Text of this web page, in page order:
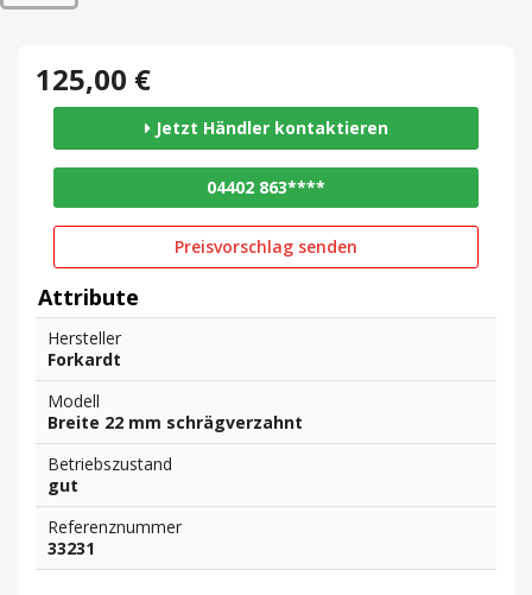
125,00 €
Jetzt Händler kontaktieren
04402 863****
Preisvorschlag senden
Attribute
Hersteller
Forkardt
Modell
Breite 22 mm schrägverzahnt
Betriebszustand
gut
Referenznummer
33231